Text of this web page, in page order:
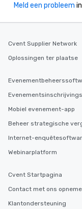
Meld een probleem
Cvent Supplier Network
Oplossingen ter plaatse
Mobiel evenement-app
Beheer strategische
Internet-
Webinarplatform
Cvent Startpagina
Contact met ons
Klantondersteuning